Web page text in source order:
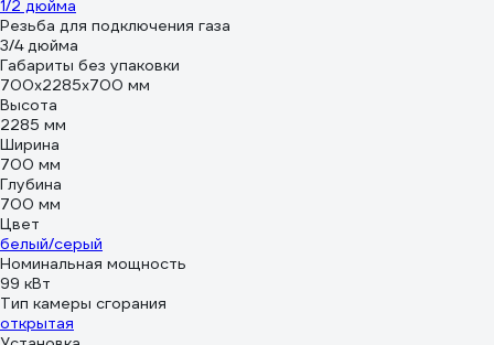
1/2 дюйма
Резьба для подключения газа
3/4 дюйма
Габариты без упаковки
700x2285x700 мм
Высота
2285 мм
Ширина
700 мм
Глубина
700 мм
Цвет
белый/серый
Номинальная мощность
99 кВт
Тип камеры сгорания
открытая